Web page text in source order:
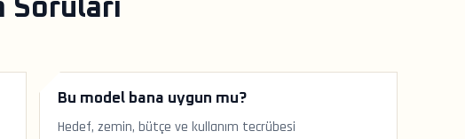
Bu model bana uygun mu?
Hedef, zemin, bütçe ve kullanım tecrübesi